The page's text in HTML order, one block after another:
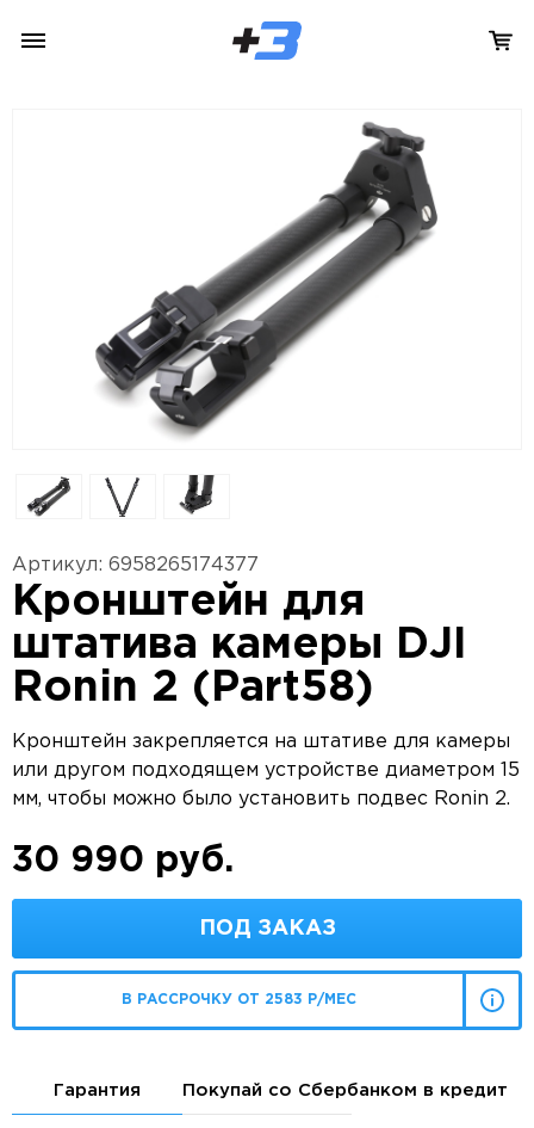
Артикул: 6958265174377
Кронштейн для
штатива камеры DJI
Ronin 2 (Part58)
Кронштейн закрепляется на штативе для камеры
или другом подходящем устройстве диаметром 15
мм, чтобы можно было установить подвес Ronin 2.
30 990 руб.
ПОД ЗАКАЗ
В РАССРОЧКУ ОТ 2583 Р/МЕС
Гарантия Покупай со Сбербанком в кредит